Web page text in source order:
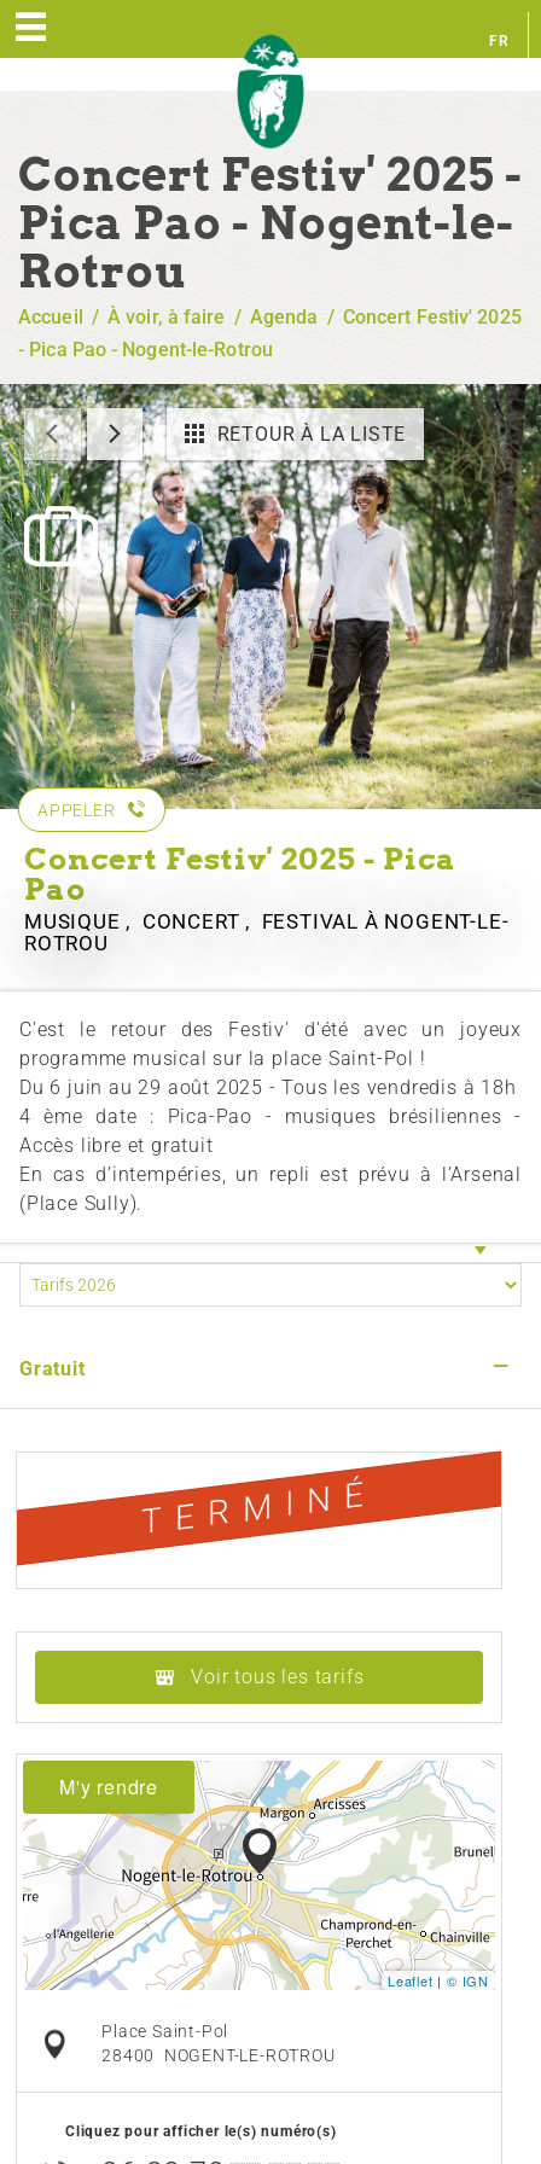
FR
Concert Festiv' 2025 -
Pica Pao - Nogent-le-
Rotrou
Accueil / À voir, à faire / Agenda / Concert Festiv' 2025
- Pica Pao - Nogent-le-Rotrou
RETOUR À LA LISTE
APPELER
Concert Festiv' 2025 - Pica
Pao
MUSIQUE , CONCERT , FESTIVAL À NOGENT-LE-
ROTROU
C'est le retour des Festiv' d'été avec un joyeux
programme musical sur la place Saint-Pol !
Du 6 juin au 29 août 2025 - Tous les vendredis à 18h
4 ème date : Pica-Pao - musiques brésiliennes -
Accès libre et gratuit
En cas d’intempéries, un repli est prévu à l’Arsenal
(Place Sully).
Gratuit —
TERMINÉ
Voir tous les tarifs
M'y rendre
Leaflet |© IGN
Place Saint-Pol
28400
NOGENT-LE-ROTROU
Cliquez pour afficher le(s) numéro(s)